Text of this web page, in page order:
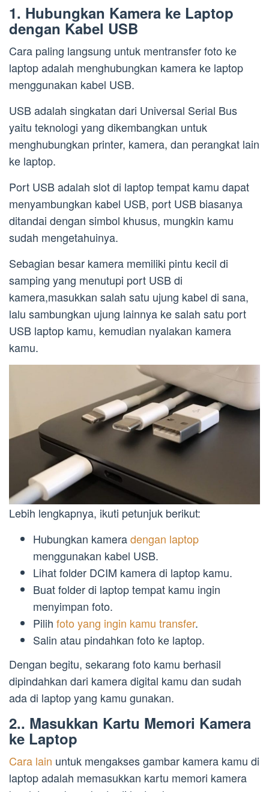
1. Hubungkan Kamera ke Laptop
dengan Kabel USB
Cara paling langsung untuk mentransfer foto ke
laptop adalah menghubungkan kamera ke laptop
menggunakan kabel USB.
USB adalah singkatan dari Universal Serial Bus
yaitu teknologi yang dikembangkan untuk
menghubungkan printer, kamera, dan perangkat lain
ke laptop.
Port USB adalah slot di laptop tempat kamu dapat
menyambungkan kabel USB, port USB biasanya
ditandai dengan simbol khusus, mungkin kamu
sudah mengetahuinya.
Sebagian besar kamera memiliki pintu kecil di
samping yang menutupi port USB di
kamera,masukkan salah satu ujung kabel di sana,
lalu sambungkan ujung lainnya ke salah satu port
USB laptop kamu, kemudian nyalakan kamera
kamu.
Lebih lengkapnya, ikuti petunjuk berikut:
Hubungkan kameradengan laptop
menggunakan kabel USB.
Lihat folder DCIM kamera di laptop kamu.
Buat folder di laptop tempat kamu ingin
menyimpan foto.
Pilih foto yang ingin kamu transfer.
Salin atau pindahkan foto ke laptop.
Dengan begitu, sekarang foto kamu berhasil
dipindahkan dari kamera digital kamu dan sudah
ada di laptop yang kamu gunakan.
2.. Masukkan Kartu Memori Kamera
ke Laptop
Cara lain untuk mengakses gambar kamera kamu di
laptop adalah memasukkan kartu memori kamera